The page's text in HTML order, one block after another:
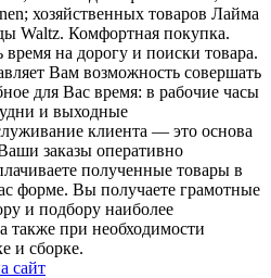
хозяйственных товаров Лайма
Waltz. Комфортная покупка.
на дорогу и поиски товара.
Вам возможность совершать
для Вас время: в рабочие часы
и выходные
клиента — это основа
заказы оперативно
полученные товары в
форме. Вы получаете грамотные
и подбору наиболее
также при необходимости
и сборке.
сайт